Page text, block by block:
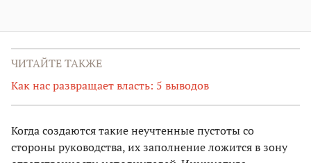
ЧИТАЙТЕ ТАКЖЕ
Как нас развращает власть: 5 выводов
Когда создаются такие неучтенные пустоты со
стороны руководства, их заполнение ложится в зону